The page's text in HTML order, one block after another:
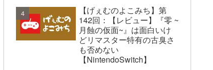
【げぇむのよこみち】第
142回：【レビュー】『零 ~
月蝕の仮面~』は面白いけ
どリマスター特有の古臭さ
も否めない
【NintendoSwitch】